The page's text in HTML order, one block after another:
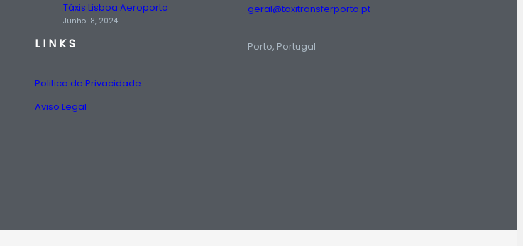
Táxis Lisboa Aeroporto
Junho 18, 2024
LINKS
Politica de Privacidade
Aviso Legal
geral@taxitransferporto.pt
Porto, Portugal